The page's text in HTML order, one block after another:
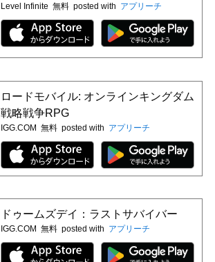
Level Infinite 無料 posted with アプリーチ
ロードモバイル: オンラインキングダム
戦略戦争RPG
IGG.COM 無料 posted with アプリーチ
ドゥームズデイ：ラストサバイバー
IGG.COM 無料 posted with アプリーチ